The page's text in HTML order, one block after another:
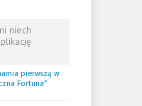
niech
pierwszą w
Fortuna”